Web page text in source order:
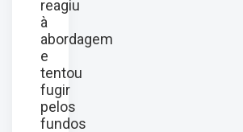
reagiu
à
abordagem
e
tentou
fugir
pelos
fundos